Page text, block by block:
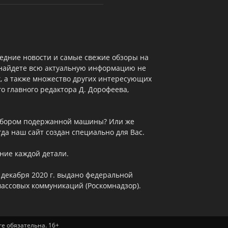
новости и самые свежие обзоры на
всю актуальную информацию не
а также множество других интересующих
главного редактора Д. Дорофеева,
подержанной машины? Или же
наш сайт создан специально для Вас.
каждой детали.
2020 г. выдано федеральной
коммуникаций (Роскомнадзор).
обязательна. 16+